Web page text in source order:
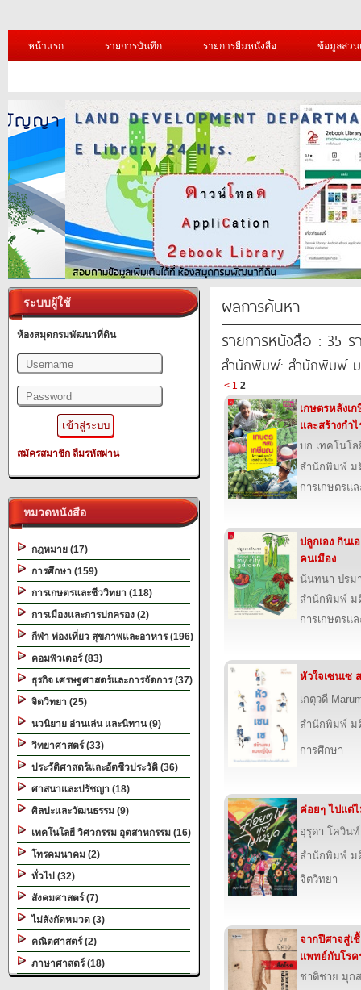
หน้าแรก รายการบันทึก รายการยืมหนังสือ ข้อมูลส่ว
ระบบผู้ใช้
ห้องสมุดกรมพัฒนาที่ดิน
สมัครสมาชิก ลืมรหัสผ่าน
หมวดหนังสือ
กฎหมาย (17)
การศึกษา (159)
การเกษตรและชีววิทยา (118)
การเมืองและการปกครอง (2)
กีฬา ท่องเที่ยว สุขภาพและอาหาร (196)
คอมพิวเตอร์ (83)
ธุรกิจ เศรษฐศาสตร์และการจัดการ (37)
จิตวิทยา (25)
นวนิยาย อ่านเล่น และนิทาน (9)
วิทยาศาสตร์ (33)
ประวัติศาสตร์และอัตชีวประวัติ (36)
ศาสนาและปรัชญา (18)
ศิลปะและวัฒนธรรม (9)
เทคโนโลยี วิศวกรรม อุตสาหกรรม (16)
โทรคมนาคม (2)
ทั่วไป (32)
สังคมศาสตร์ (7)
ไม่สังกัดหมวด (3)
คณิตศาสตร์ (2)
ภาษาศาสตร์ (18)
ผลการค้นหา
รายการหนังสือ : 35 ร
สำนักพิมพ์: สำนักพิมพ์
< 1 2
เกษตรหลังเ
และสร้างกำ
บก.เทคโนโ
สำนักพิมพ์ ม
การเกษตรแ
ปลูกเอง กินเ
คนเมือง
นันทนา ปรม
สำนักพิมพ์ ม
การเกษตรแ
หัวใจเซนเซ
เกตุวดี
สำนักพิมพ์ ม
การศึกษา
ค่อยๆ ไปแต่
อุรุดา โควินท์
สำนักพิมพ์ ม
จิตวิทยา
จากปีศาจสู่เ
แพทย์กับโรค
ชาติชาย มุก